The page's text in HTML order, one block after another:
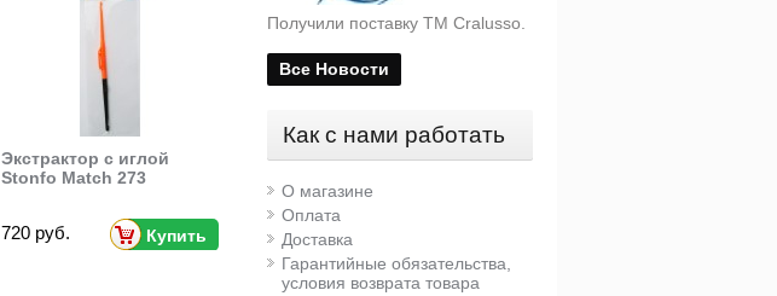
Экстрактор с иглой
Stonfo Match 273
720 руб. Купить
Получили поставку ТМ Cralusso.
Все Новости
Как с нами работать
О магазине
Оплата
Доставка
Гарантийные обязательства,
условия возврата товара